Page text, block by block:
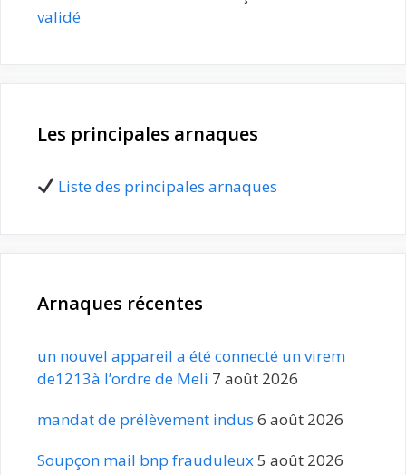
validé
Les principales arnaques
Liste des principales arnaques
Arnaques récentes
un nouvel appareil a été connecté un virem
de1213à l’ordre de Meli 7 août 2026
mandat de prélèvement indus 6 août 2026
Soupçon mail bnp frauduleux5 août 2026